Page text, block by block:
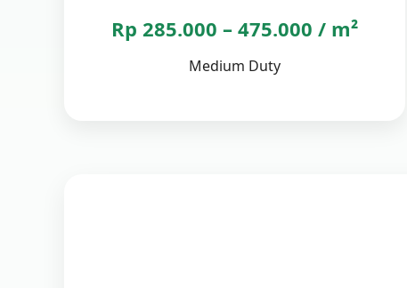
Rp 285.000 – 475.000 / m²
Medium Duty